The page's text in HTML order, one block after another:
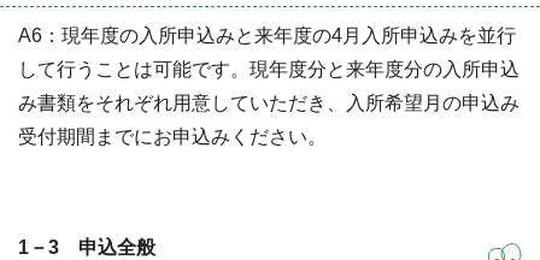
A6：現年度の入所申込みと来年度の4月入所申込みを並行
して行うことは可能です。現年度分と来年度分の入所申込
み書類をそれぞれ用意していただき、入所希望月の申込み
受付期間までにお申込みください。
1－3 申込全般